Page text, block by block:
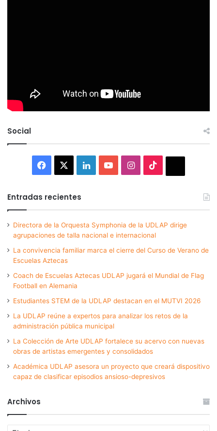
Social
Facebook LinkedInYouTubeInstagram
Entradas recientes
Directora de la Orquesta Symphonia de la UDLAP dirige
agrupaciones de talla nacional e internacional
La convivencia familiar marca el cierre del Curso de Verano de
Escuelas Aztecas
Coach de Escuelas Aztecas UDLAP jugará el Mundial de Flag
Football en Alemania
Estudiantes STEM de la UDLAP destacan en el MUTVI 2026
La UDLAP reúne a expertos para analizar los retos de la
administración pública municipal
La Colección de Arte UDLAP fortalece su acervo con nuevas
obras de artistas emergentes y consolidados
Académica UDLAP asesora un proyecto que creará dispositivo
capaz de clasificar episodios ansioso-depresivos
Archivos
Archivos